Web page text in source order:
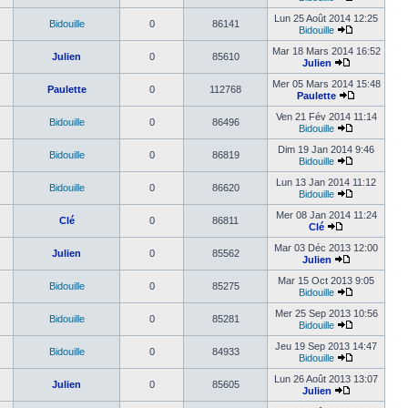
Bidouille 0 86141
Lun 25 Août 2014 12:25
Bidouille
Julien 0 85610
Mar 18 Mars 2014 16:52
Julien
Paulette 0 112768
Mer 05 Mars 2014 15:48
Paulette
Bidouille 0 86496
Ven 21 Fév 2014 11:14
Bidouille
Bidouille 0 86819
Dim 19 Jan 2014 9:46
Bidouille
Bidouille 0 86620
Lun 13 Jan 2014 11:12
Bidouille
Clé 0 86811
Mer 08 Jan 2014 11:24
Clé
Julien 0 85562
Mar 03 Déc 2013 12:00
Julien
Bidouille 0 85275
Mar 15 Oct 2013 9:05
Bidouille
Bidouille 0 85281
Mer 25 Sep 2013 10:56
Bidouille
Bidouille 0 84933
Jeu 19 Sep 2013 14:47
Bidouille
Julien 0 85605
Lun 26 Août 2013 13:07
Julien